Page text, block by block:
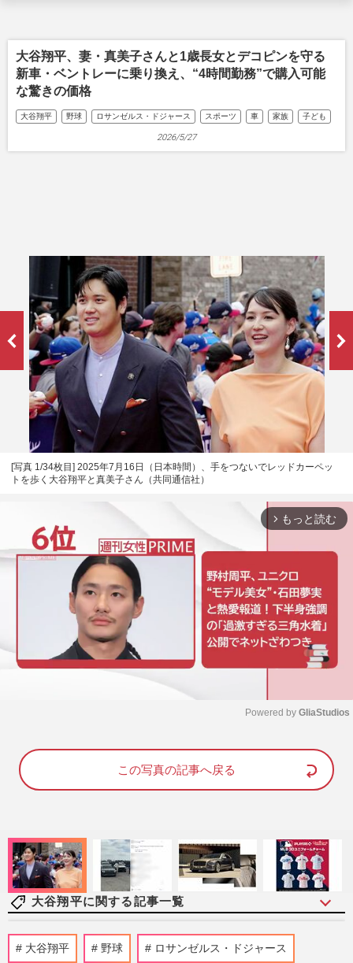
大谷翔平、妻・真美子さんと1歳長女とデコピンを守る
新車・ベントレーに乗り換え、“4時間勤務”で購入可能
な驚きの価格
大谷翔平 野球 ロサンゼルス・ドジャース スポーツ 車 家族 子ども
2026/5/27
[写真 1/34枚目] 2025年7月16日（日本時間）、手をつないでレッドカーペッ
トを歩く大谷翔平と真美子さん（共同通信社）
arrow_forward_ios もっと読む
e
Powered by GliaStudios
この写真の記事へ戻る
大谷翔平に関する記事一覧
《推し球児ランキング》夏の甲子園開幕！
30代以上の女性に聞いた、心に残った高校
大谷翔平 野球 ロサンゼルス・ドジャース